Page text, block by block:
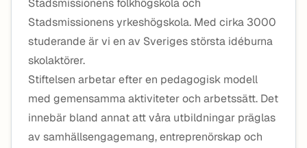
Stadsmissionens folkhögskola och
Stadsmissionens yrkeshögskola. Med cirka 3000
studerande är vi en av Sveriges största idéburna
skolaktörer.
Stiftelsen arbetar efter en pedagogisk modell
med gemensamma aktiviteter och arbetssätt. Det
innebär bland annat att våra utbildningar präglas
av samhällsengagemang, entreprenörskap och